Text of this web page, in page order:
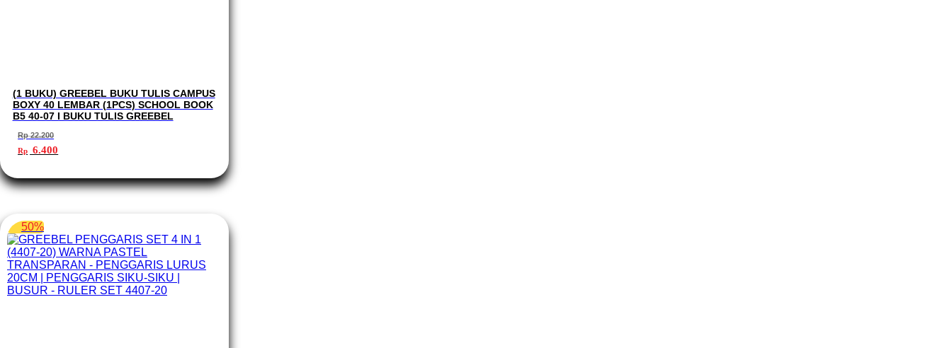
(1 BUKU) GREEBEL BUKU TULIS CAMPUS
BOXY 40 LEMBAR (1PCS) SCHOOL BOOK
B5 40-07 I BUKU TULIS GREEBEL
Rp22.200
Harga
aslinya
Rp 22.200.
Rp 6.400saat
adalah:
Rp 6.400.
50%